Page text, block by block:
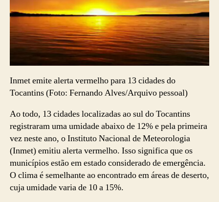
Inmet emite alerta vermelho para 13 cidades do
Tocantins (Foto: Fernando Alves/Arquivo pessoal)
Ao todo, 13 cidades localizadas ao sul do Tocantins
registraram uma umidade abaixo de 12% e pela primeira
vez neste ano, o Instituto Nacional de Meteorologia
(Inmet) emitiu alerta vermelho. Isso significa que os
municípios estão em estado considerado de emergência.
O clima é semelhante ao encontrado em áreas de deserto,
cuja umidade varia de 10 a 15%.